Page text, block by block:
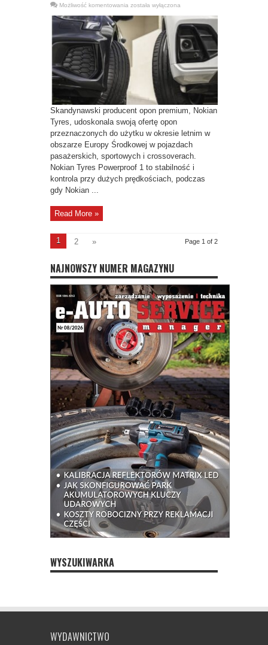
Możliwość komentowania NOKIAN
WPROWADZA
UDOSKONALONYCH
OPON
LETNICH
została wyłączona
Skandynawski producent opon premium, Nokian
Tyres, udoskonala swoją ofertę opon
przeznaczonych do użytku w okresie letnim w
obszarze Europy Środkowej w pojazdach
pasażerskich, sportowych i crossoverach.
Nokian Tyres Powerproof 1 to stabilność i
kontrola przy dużych prędkościach, podczas
gdy Nokian ...
Read More »
Page 1 of 2
1 2 »
NAJNOWSZY NUMER MAGAZYNU
WYSZUKIWARKA
WYDAWNICTWO